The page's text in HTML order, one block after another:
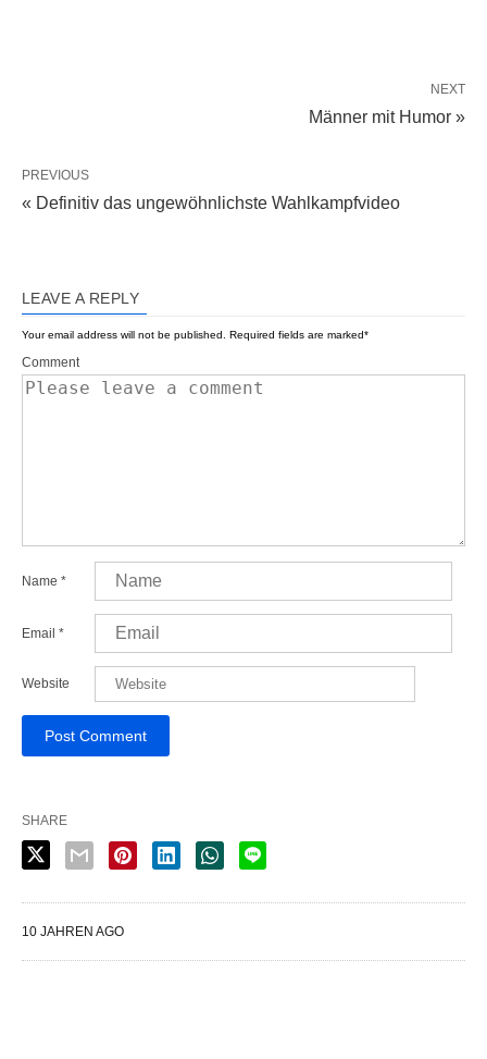
NEXT
Männer mit Humor »
PREVIOUS
« Definitiv das ungewöhnlichste Wahlkampfvideo
LEAVE A REPLY
Your email address will not be published. Required fields are marked*
Comment
Name *
Email *
Website
SHARE
10 JAHREN AGO